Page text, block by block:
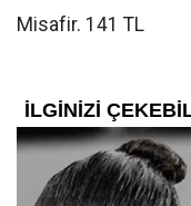
Misafir. 141 TL